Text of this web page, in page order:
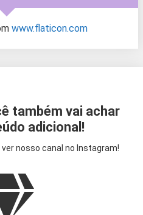
www.flaticon.com
também vai achar
adicional!
nosso canal no Instagram!